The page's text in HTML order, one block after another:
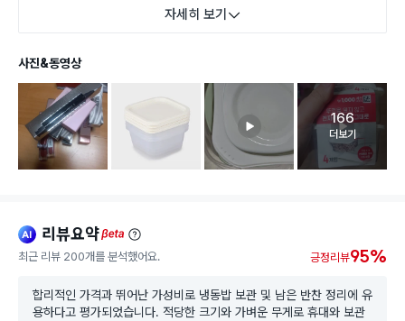
자세히 보기
사진&동영상
고객 리뷰
166
더보기
ai 리뷰요약beta
최근 리뷰 200개를 분석했어요. 긍정리뷰95%
합리적인 가격과 뛰어난 가성비로 냉동밥 보관 및 남은 반찬 정리에 유
용하다고 평가되었습니다. 적당한 크기와 가벼운 무게로 휴대와 보관